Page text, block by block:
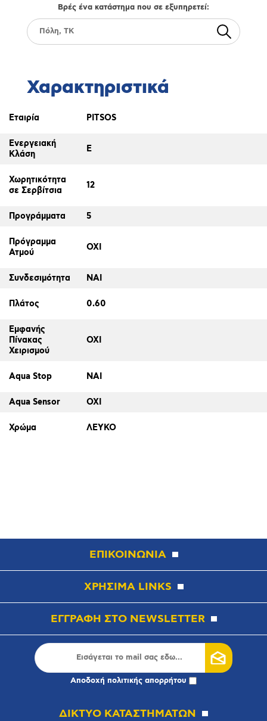
Βρές ένα κατάστημα που σε εξυπηρετεί:
Χαρακτηριστικά
Εταιρία PITSOS
Ενεργειακή
Κλάση
E
Χωρητικότητα
σε Σερβίτσια
12
Προγράμματα 5
Πρόγραμμα
Ατμού
ΟΧΙ
Συνδεσιμότητα ΝΑΙ
Πλάτος 0.60
Εμφανής
Πίνακας
Χειρισμού
ΟΧΙ
Aqua Stop ΝΑΙ
Aqua Sensor ΟΧΙ
Χρώμα ΛΕΥΚΟ
ΕΠΙΚΟΙΝΩΝΙΑ
ΧΡΗΣΙΜΑ LINKS
ΕΓΓΡΑΦΗ ΣΤΟ NEWSLETTER
Αποδοχή πολιτικής απορρήτου
ΔΙΚΤΥΟ ΚΑΤΑΣΤΗΜΑΤΩΝ